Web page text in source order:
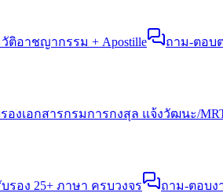
ติอาชญากรรม + Apostille ถาม-ตอบ
องเอกสารกรมการกงสุล แจ้งวัฒนะ/
รอง 25+ ภาษา ครบวงจร ถาม-ตอบง